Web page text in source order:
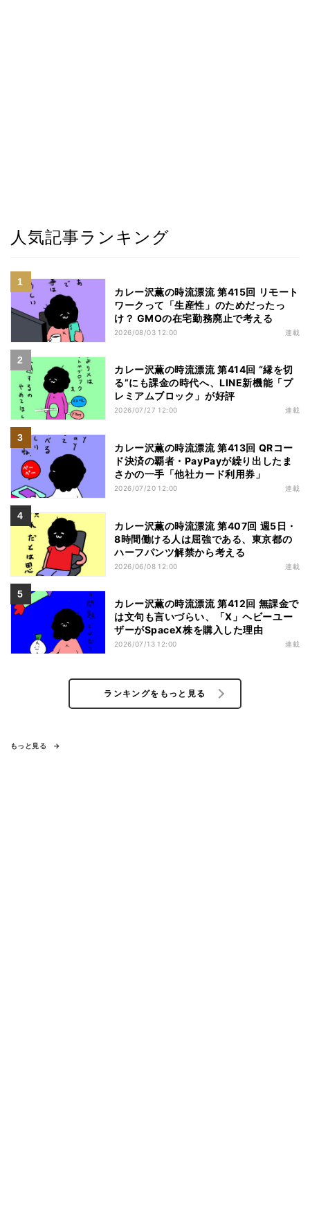
人気記事ランキング
カレー沢薫の時流漂流 第415回 リモート
ワークって「生産性」のためだったっ
け？ GMOの在宅勤務廃止で考える
2026/08/03 12:00 連載
カレー沢薫の時流漂流 第414回 “縁を切
る”にも課金の時代へ、LINE新機能「プ
レミアムブロック」が好評
2026/07/27 12:00 連載
カレー沢薫の時流漂流 第413回 QRコー
ド決済の覇者・PayPayが繰り出したま
さかの一手「他社カード利用券」
2026/07/20 12:00 連載
カレー沢薫の時流漂流 第407回 週5日・
8時間働ける人は屈強である、東京都の
ハーフパンツ解禁から考える
2026/06/08 12:00 連載
カレー沢薫の時流漂流 第412回 無課金で
は文句も言いづらい、「X」ヘビーユー
ザーがSpaceX株を購入した理由
2026/07/13 12:00 連載
ランキングをもっと見る
もっと見る